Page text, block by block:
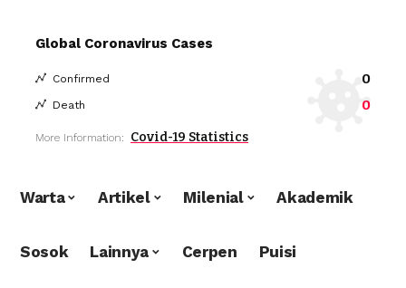
Global Coronavirus Cases
Confirmed 0
Death 0
More Information: Covid-19 Statistics
Warta Artikel Milenial Akademik
Sosok Lainnya Cerpen Puisi